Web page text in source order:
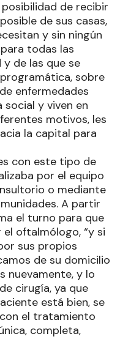
de recibir
de sus casas,
y sin ningún
todas las
de las que se
sobre
enfermedades
y viven en
motivos, les
la capital para
con este tipo de
por el equipo
o mediante
A partir
el turno para que
oftalmólogo, “y si
sus propios
de su domicilio
nuevamente, y lo
cirugía, ya que
está bien, se
el tratamiento
completa,